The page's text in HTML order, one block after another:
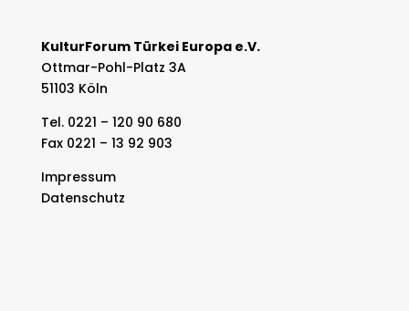
KulturForum Türkei Europa e.V.
Ottmar-Pohl-Platz 3A
51103 Köln
Tel. 0221 – 120 90 680
Fax 0221 – 13 92 903
Impressum
Datenschutz